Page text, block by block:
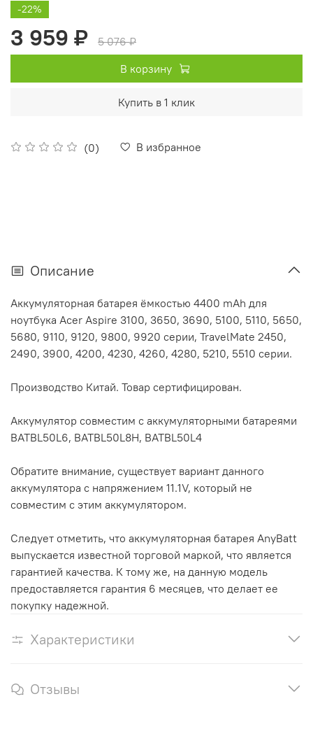
(0) В избранное
-22%
3 959 ₽
5 076 ₽
В корзину
Купить в 1 клик
Описание
Аккумуляторная батарея ёмкостью 4400 mAh для
ноутбука Acer Aspire 3100, 3650, 3690, 5100, 5110, 5650,
5680, 9110, 9120, 9800, 9920 серии, TravelMate 2450,
2490, 3900, 4200, 4230, 4260, 4280, 5210, 5510 серии.
Производство Китай. Товар сертифицирован.
Аккумулятор cовместим с аккумуляторными батареями
BATBL50L6, BATBL50L8H, BATBL50L4
Обратите внимание, существует вариант данного
аккумулятора с напряжением 11.1V, который не
совместим с этим аккумулятором.
Следует отметить, что аккумуляторная батарея AnyBatt
выпускается известной торговой маркой, что является
гарантией качества. К тому же, на данную модель
предоставляется гарантия 6 месяцев, что делает ее
покупку надежной.
Характеристики
Отзывы